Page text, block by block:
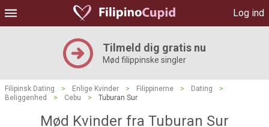
Log ind
Tilmeld dig gratis nu
Mød filippinske singler
Filipinsk Dating > Enlige Kvinder > Filippinerne > Dating
>
Beliggenhed
> Cebu > Tuburan Sur
Mød Kvinder fra Tuburan Sur